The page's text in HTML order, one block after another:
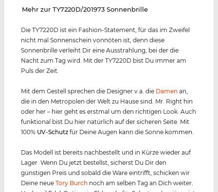
‌Mehr zur TY7220D/201973 Sonnenbrille
Die TY7220D ist ein Fashion-Statement, für das im Zweifel
nicht mal Sonnenschein vonnöten ist, denn diese
Sonnenbrille verleiht Dir eine Ausstrahlung, bei der die
Nacht zum Tag wird. Mit der TY7220D bist Du immer am
Puls der Zeit.
Mit dem Gestell sprechen die Designer v.a. die Damen an,
die in den Metropolen der Welt zu Hause sind. Mr. Right hin
oder her – hier geht es erstmal um den richtigen Look. Auch
funktional bist Du hier natürlich auf der sicheren Seite. Mit
100% UV-Schutz für Deine Augen kann die Sonne kommen.
Das Modell ist bereits nachbestellt und in Kürze wieder auf
Lager. Wenn Du jetzt bestellst, sicherst Du Dir den
günstigen Preis und sobald die Ware eintrifft, schicken wir
Deine neueTory Burch noch am selben Tag an Dich weiter.